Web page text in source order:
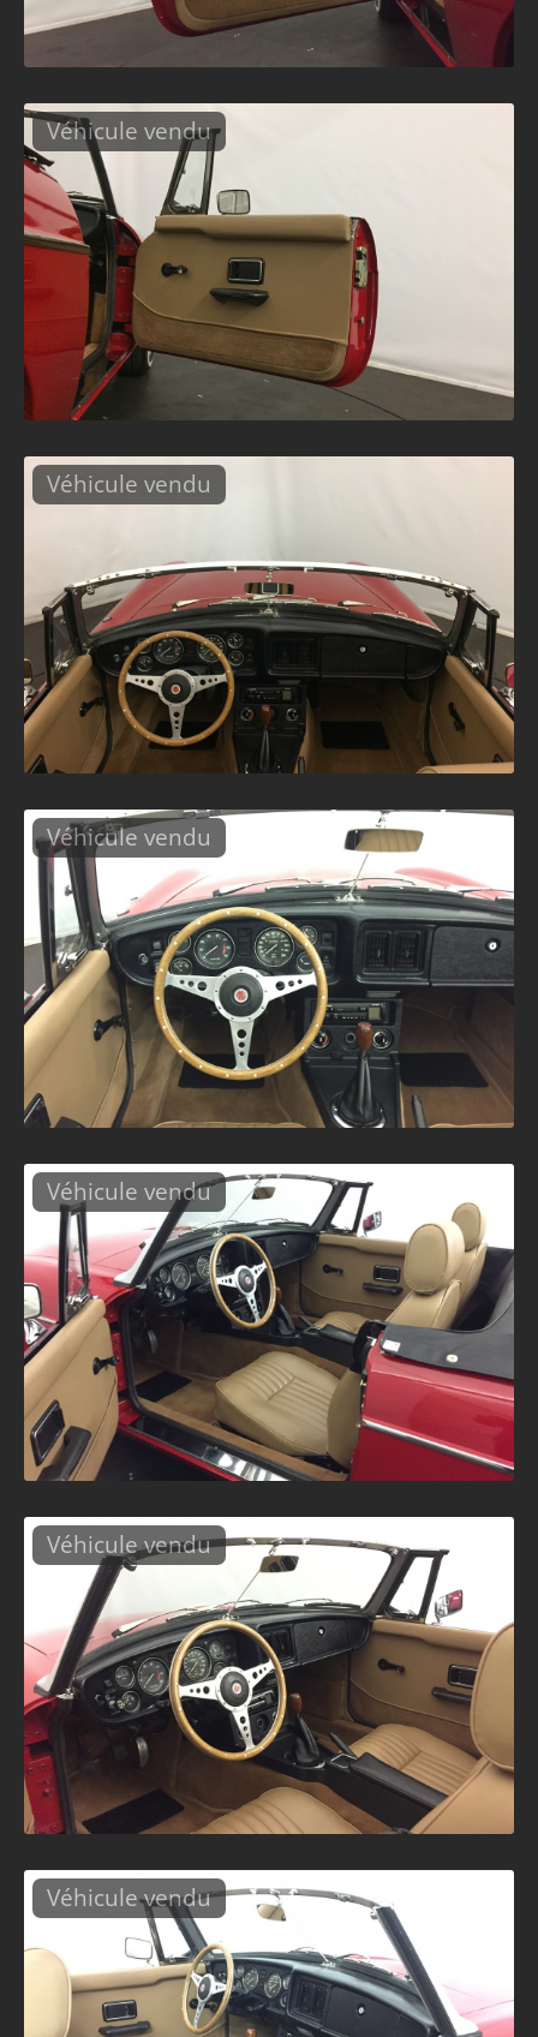
Véhicule vendu
Véhicule vendu
Véhicule vendu
Véhicule vendu
Véhicule vendu
Véhicule vendu